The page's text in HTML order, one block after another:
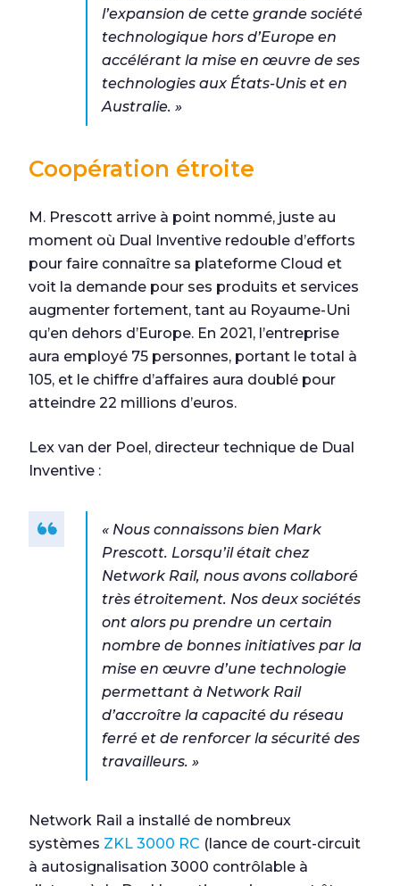
l’expansion de cette grande société
technologique hors d’Europe en
accélérant la mise en œuvre de ses
technologies aux États-Unis et en
Australie. »
Coopération étroite
M. Prescott arrive à point nommé, juste au
moment où Dual Inventive redouble d’efforts
pour faire connaître sa plateforme Cloud et
voit la demande pour ses produits et services
augmenter fortement, tant au Royaume-Uni
qu’en dehors d’Europe. En 2021, l’entreprise
aura employé 75 personnes, portant le total à
105, et le chiffre d’affaires aura doublé pour
atteindre 22 millions d’euros.
Lex van der Poel, directeur technique de Dual
Inventive :
« Nous connaissons bien Mark
Prescott. Lorsqu’il était chez
Network Rail, nous avons collaboré
très étroitement. Nos deux sociétés
ont alors pu prendre un certain
nombre de bonnes initiatives par la
mise en œuvre d’une technologie
permettant à Network Rail
d’accroître la capacité du réseau
ferré et de renforcer la sécurité des
travailleurs. »
Network Rail a installé de nombreux
systèmes ZKL 3000 RC (lance de court-circuit
à autosignalisation 3000 contrôlable à